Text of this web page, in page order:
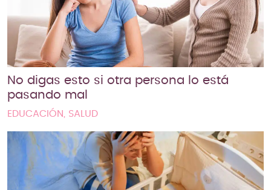
No digas esto si otra persona lo está
pasando mal
EDUCACIÓN, SALUD